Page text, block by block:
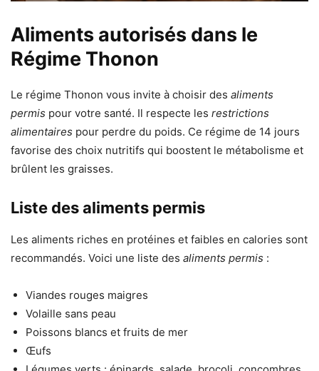
Aliments autorisés dans le
Régime Thonon
Le régime Thonon vous invite à choisir des aliments
permis pour votre santé. Il respecte les restrictions
alimentaires pour perdre du poids. Ce régime de 14 jours
favorise des choix nutritifs qui boostent le métabolisme et
brûlent les graisses.
Liste des aliments permis
Les aliments riches en protéines et faibles en calories sont
recommandés. Voici une liste des aliments permis :
Viandes rouges maigres
Volaille sans peau
Poissons blancs et fruits de mer
Œufs